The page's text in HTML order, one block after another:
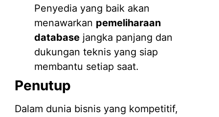
Penyedia yang baik akan
menawarkan pemeliharaan
database jangka panjang dan
dukungan teknis yang siap
membantu setiap saat.
Penutup
Dalam dunia bisnis yang kompetitif,